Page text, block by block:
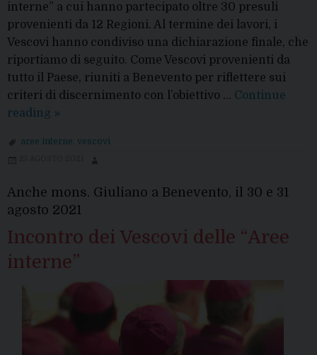
interne” a cui hanno partecipato oltre 30 presuli
provenienti da 12 Regioni. Al termine dei lavori, i
Vescovi hanno condiviso una dichiarazione finale, che
riportiamo di seguito. Come Vescovi provenienti da
tutto il Paese, riuniti a Benevento per riflettere sui
criteri di discernimento con l’obiettivo … Continue
reading Vescovi
“Aree
»
aree interne vescovi
Anche mons. Giuliano a Benevento, il 30 e 31
agosto 2021
Incontro dei Vescovi delle “Aree
interne”